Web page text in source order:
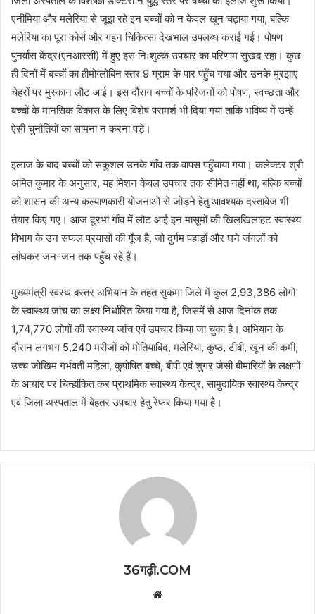
एनीमिया और मलेरिया से जूझ रहे इन बच्चों को न केवल खून चढ़ाया गया, बल्कि
मलेरिया का पूरा कोर्स और गहन चिकित्सा देखभाल उपलब्ध कराई गई। पोषण
पुनर्वास केंद्र(एनआरसी) में हुए इस निःशुल्क उपचार का परिणाम सुखद रहा। कुछ
ही दिनों में बच्चों का हीमोग्लोबिन स्तर 9 ग्राम के पार पहुँच गया और उनके मुरझाए
चेहरों पर मुस्कान लौट आई। इस दौरान बच्चों के परिजनों को पोषण, स्वच्छता और
बच्चों के मानसिक विकास के लिए विशेष परामर्श भी दिया गया ताकि भविष्य में उन्हें
ऐसी चुनौतियों का सामना न करना पड़े।
इलाज के बाद बच्चों को सकुशल उनके गाँव तक वापस पहुँचाया गया। कलेक्टर श्री
अमित कुमार के अनुसार, यह मिशन केवल उपचार तक सीमित नहीं था, बल्कि बच्चों
को शासन की अन्य कल्याणकारी योजनाओं से जोड़ने हेतु आवश्यक दस्तावेज भी
तैयार किए गए। आज दुरभा गाँव में लौट आई इन मासूमों की खिलखिलाहट स्वास्थ्य
विभाग के उन सफल प्रयासों की गूँज है, जो दुर्गम पहाड़ों और घने जंगलों को
लांघकर जन-जन तक पहुँच रहे हैं।
मुख्यमंत्री स्वस्थ बस्तर अभियान के तहत सुकमा जिले में कुल 2,93,386 लोगों
के स्वास्थ्य जांच का लक्ष्य निर्धारित किया गया है, जिसमें से आज दिनांक तक
1,74,770 लोगों की स्वास्थ्य जांच एवं उपचार किया जा चुका है। अभियान के
दौरान लगभग 5,240 मरीजों को मोतियाबिंद, मलेरिया, कुष्ठ, टीबी, खून की कमी,
उच्च जोखिम गर्भवती महिला, कुपोषित बच्चे, बीपी एवं शुगर जैसी बीमारियों के लक्षणों
के आधार पर चिन्हांकित कर प्राथमिक स्वास्थ्य केन्द्र, सामुदायिक स्वास्थ्य केन्द्र
एवं जिला अस्पताल में बेहतर उपचार हेतु रेफर किया गया है।
36गढ़ी.COM